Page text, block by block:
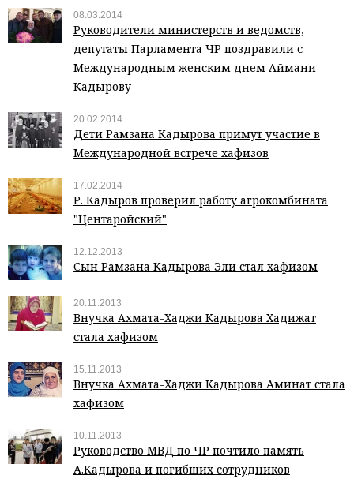
08.03.2014
Руководители министерств и ведомств,
депутаты Парламента ЧР поздравили с
Международным женским днем Аймани
Кадырову
20.02.2014
Дети Рамзана Кадырова примут участие в
Международной встрече хафизов
17.02.2014
Р. Кадыров проверил работу агрокомбината
"Центаройский"
12.12.2013
Сын Рамзана Кадырова Эли стал хафизом
20.11.2013
Внучка Ахмата-Хаджи Кадырова Хадижат
стала хафизом
15.11.2013
Внучка Ахмата-Хаджи Кадырова Аминат стала
хафизом
10.11.2013
Руководство МВД по ЧР почтило память
А.Кадырова и погибших сотрудников